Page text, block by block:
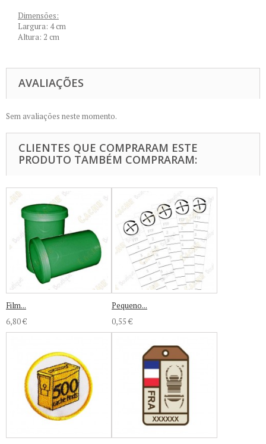
Dimensões:
Largura: 4 cm
Altura: 2 cm
AVALIAÇÕES
Sem avaliações neste momento.
CLIENTES QUE COMPRARAM ESTE
PRODUTO TAMBÉM COMPRARAM:
Film...
6,80 €
Pequeno...
0,55 €